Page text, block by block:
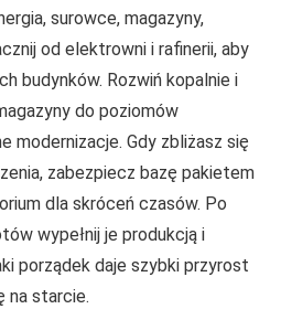
surowce, magazyny,
od elektrowni i rafinerii, aby
budynków. Rozwiń kopalnie i
do poziomów
modernizacje. Gdy zbliżasz się
zabezpiecz bazę pakietem
dla skróceń czasów. Po
wypełnij je produkcją i
porządek daje szybki przyrost
na starcie.